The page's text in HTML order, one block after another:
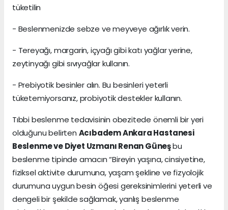
tüketilin
- Beslenmenizde sebze ve meyveye ağırlık verin.
- Tereyağı, margarin, içyağı gibi katı yağlar yerine,
zeytinyağı gibi sıvıyağlar kullanın.
- Prebiyotik besinler alın. Bu besinleri yeterli
tüketemiyorsanız, probiyotik destekler kullanın.
Tıbbi beslenme tedavisinin obezitede önemli bir yeri
olduğunu belirten Acıbadem Ankara Hastanesi
Beslenme ve Diyet Uzmanı Renan Güneşbu
beslenme tipinde amacın “Bireyin yaşına, cinsiyetine,
fiziksel aktivite durumuna, yaşam şekline ve fizyolojik
durumuna uygun besin öğesi gereksinimlerini yeterli ve
dengeli bir şekilde sağlamak, yanlış beslenme